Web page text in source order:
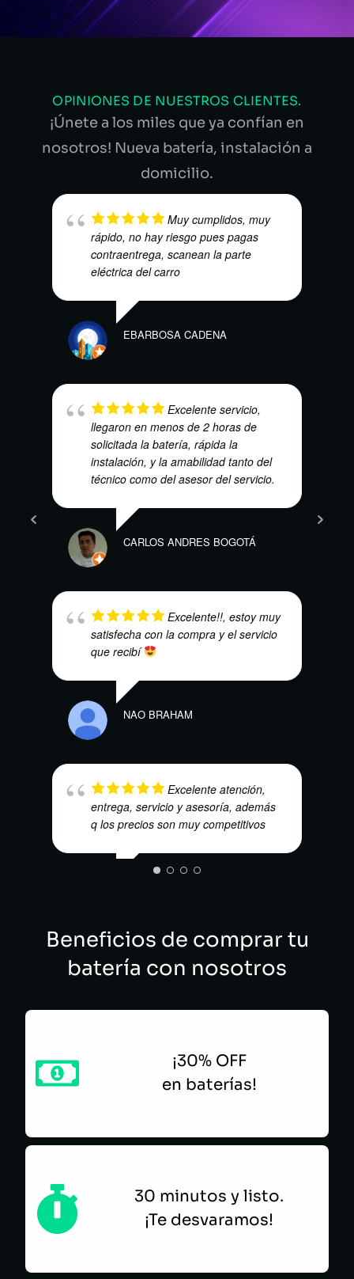
OPINIONES DE NUESTROS CLIENTES.
¡Únete a los miles que ya confían en
nosotros! Nueva batería, instalación a
domicilio.
Muy cumplidos, muy
rápido, no hay riesgo pues pagas
contraentrega, scanean la parte
eléctrica del carro
EBARBOSA CADENA
Excelente servicio,
llegaron en menos de 2 horas de
solicitada la batería, rápida la
instalación, y la amabilidad tanto del
técnico como del asesor del servicio.
CARLOS ANDRES BOGOTÁ
Excelente!!, estoy muy
satisfecha con la compra y el servicio
que recibí
NAO BRAHAM
Excelente atención,
entrega, servicio y asesoría, además
q los precios son muy competitivos
Beneficios de comprar tu
batería con nosotros
¡30% OFF
en baterías!
30 minutos y listo.
¡Te desvaramos!